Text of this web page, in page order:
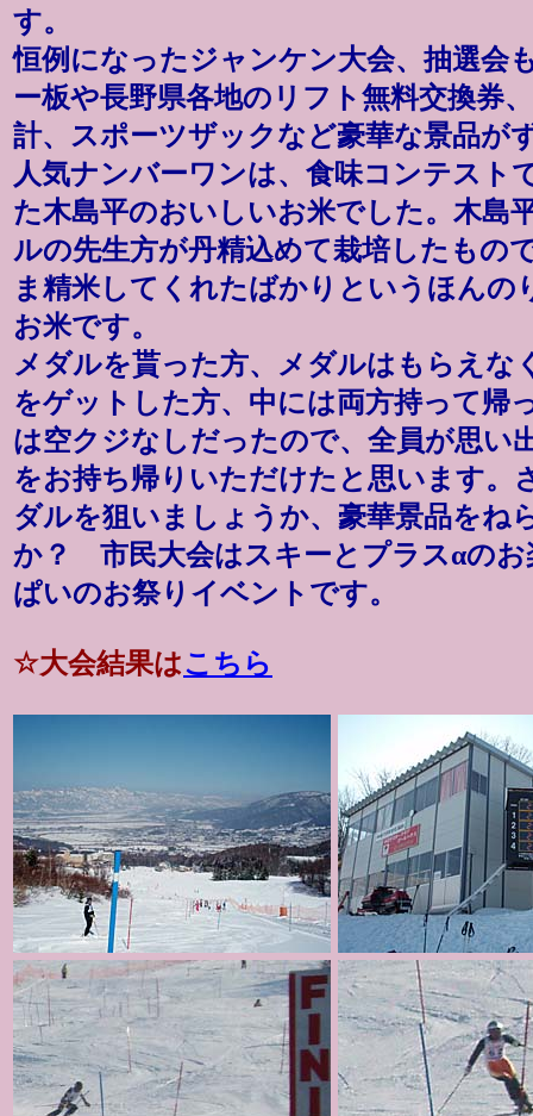
す。
恒例になったジャンケン大会、抽選会
ー板や長野県各地のリフト無料交換券
計、スポーツザックなど豪華な景品が
人気ナンバーワンは、食味コンテスト
た木島平のおいしいお米でした。木島
ルの先生方が丹精込めて栽培したもの
ま精米してくれたばかりというほんの
お米です。
メダルを貰った方、メダルはもらえな
をゲットした方、中には両方持って帰
は空クジなしだったので、全員が思い
をお持ち帰りいただけたと思います。
ダルを狙いましょうか、豪華景品をね
か？ 市民大会はスキーとプラスαのお
ぱいのお祭りイベントです。
☆大会結果はこちら